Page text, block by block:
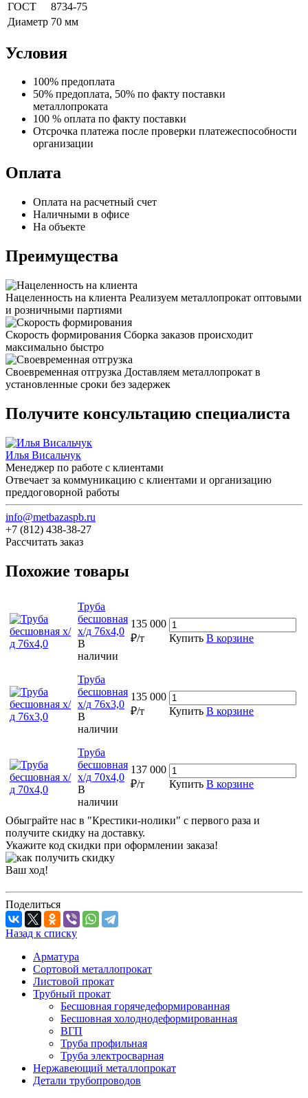
ГОСТ
8734-75
Диаметр 70 мм
Условия
100% предоплата
50% предоплата, 50% по факту поставки
металлопроката
100 % оплата по факту поставки
Отсрочка платежа после проверки платежеспособности
организации
Оплата
Оплата на расчетный счет
Наличными в офисе
На объекте
Преимущества
Нацеленность на клиента Реализуем металлопрокат оптовыми
и розничными партиями
Скорость формирования Сборка заказов происходит
максимально быстро
Своевременная отгрузка Доставляем металлопрокат в
установленные сроки без задержек
Получите консультацию специалиста
Илья Висальчук
Менеджер по работе с клиентами
Отвечает за коммуникацию с клиентами и организацию
преддоговорной работы
info@metbazaspb.ru
+7 (812) 438-38-27
Рассчитать заказ
Похожие товары
Труба
бесшовная
х/д 76х4,0
В
наличии
135 000
₽/т
Купить В корзине
Труба
бесшовная
х/д 76х3,0
В
наличии
135 000
₽/т
Купить В корзине
Труба
бесшовная
х/д 70х4,0
В
наличии
137 000
₽/т
Купить В корзине
Обыграйте нас в "Крестики-нолики" с первого раза и
получите скидку на доставку.
Укажите код скидки при оформлении заказа!
Ваш ход!
Поделиться
Назад к списку
Арматура
Сортовой металлопрокат
Листовой прокат
Трубный прокат
Бесшовная горячедеформированная
Бесшовная холоднодеформированная
ВГП
Труба профильная
Труба электросварная
Нержавеющий металлопрокат
Детали трубопроводов